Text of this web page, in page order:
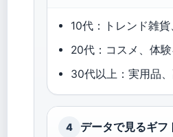
10代：トレンド雑
20代：コスメ、体験
30代以上：実用品
4 データで見るギフ